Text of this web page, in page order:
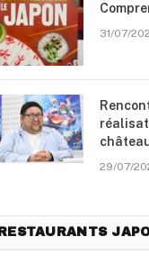
31/07/
29/07/
RESTAURANTS